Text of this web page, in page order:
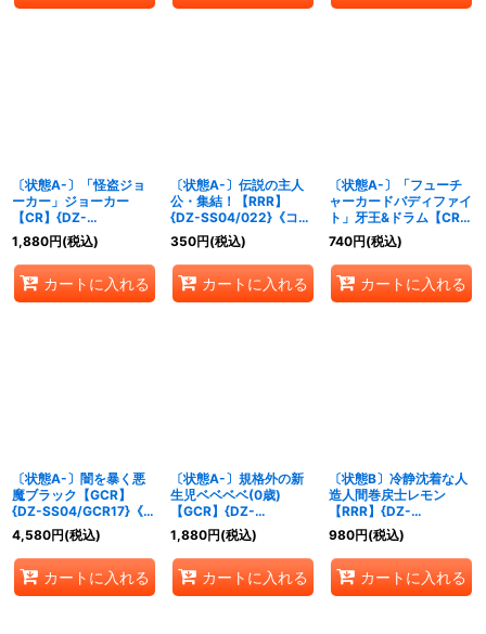
〔状態A-〕「怪盗ジョ
ーカー」ジョーカー
【CR】{DZ-
SS04/CR27}《その他》
1,880円(税込)
カートに入れる
〔状態A-〕伝説の主人
公・集結！【RRR】
{DZ-SS04/022}《コロ
コロ》
350円(税込)
カートに入れる
〔状態A-〕「フューチ
ャーカードバディファイ
ト」牙王&ドラム【CR】
{DZ-SS04/CR01}《ド
ラゴンエンパイア》
740円(税込)
カートに入れる
〔状態A-〕闇を暴く悪
魔ブラック【GCR】
{DZ-SS04/GCR17}《コ
ロコロブラントゲート》
4,580円(税込)
カートに入れる
〔状態A-〕規格外の新
生児ベベベベ(0歳)
【GCR】{DZ-
SS04/GCR22}《コロコ
ロストイケイア》
1,880円(税込)
カートに入れる
〔状態B〕冷静沈着な人
造人間巻戻士レモン
【RRR】{DZ-
SS04/008}《コロコロ
ダークステイツ》
980円(税込)
カートに入れる